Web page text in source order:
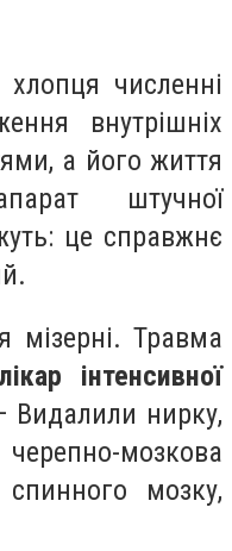
численні
внутрішніх
а його життя
штучної
це справжнє
Травма
лікар інтенсивної
Видалили нирку,
мозкова
мозку,